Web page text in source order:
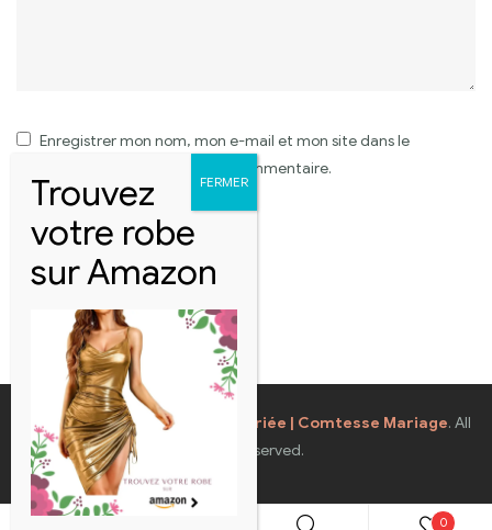
Enregistrer mon nom, mon e-mail et mon site dans le
navigateur pour mon prochain commentaire.
Coppyright © 2026Robes de Mariée | Comtesse Mariage. All
Rights Reserved.
0